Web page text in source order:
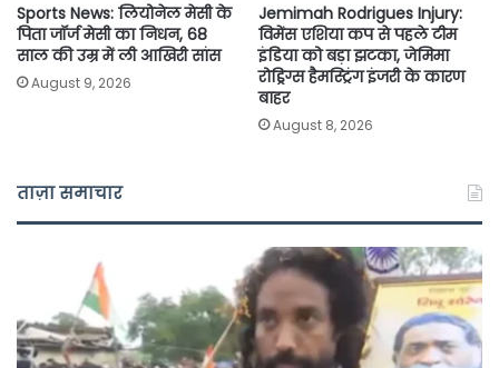
Sports News: लियोनेल मेसी के
पिता जॉर्ज मेसी का निधन, 68
साल की उम्र में ली आखिरी सांस
August 9, 2026
Jemimah Rodrigues Injury:
विमेंस एशिया कप से पहले टीम
इंडिया को बड़ा झटका, जेमिमा
रोड्रिग्स हैमस्ट्रिंग इंजरी के कारण
बाहर
August 8, 2026
ताज़ा समाचार